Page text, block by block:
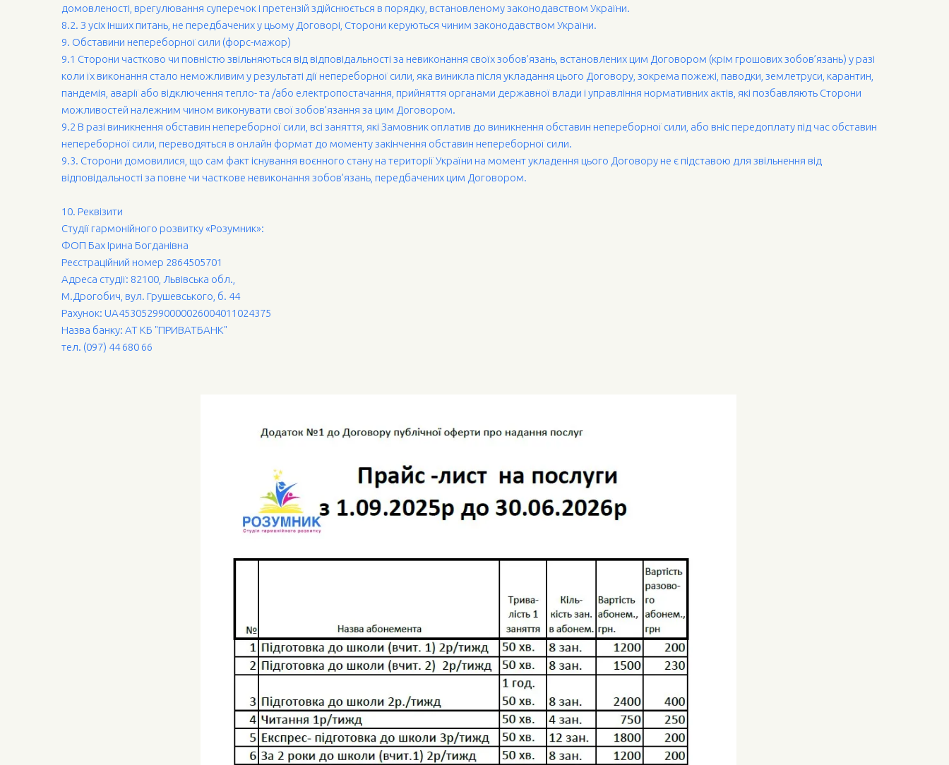
домовленості, врегулювання суперечок і претензій здійснюється в порядку, встановленому законодавством України.
8.2. З усіх інших питань, не передбачених у цьому Договорі, Сторони керуються чиним законодавством України.
9. Обставини непереборної сили (форс-мажор)
9.1 Сторони частково чи повністю звільняються від відповідальності за невиконання своїх зобов’язань, встановлених цим Договором (крім грошових зобов’язань) у разі
коли їх виконання стало неможливим у результаті дії непереборної сили, яка виникла після укладання цього Договору, зокрема пожежі, паводки, землетруси, карантин,
пандемія, аварії або відключення тепло- та /або електропостачання, прийняття органами державної влади і управління нормативних актів, які позбавляють Сторони
можливостей належним чином виконувати свої зобов’язання за цим Договором.
9.2 В разі виникнення обставин непереборної сили, всі заняття, які Замовник оплатив до виникнення обставин непереборної сили, або вніс передоплату під час обставин
непереборної сили, переводяться в онлайн формат до моменту закінчення обставин непереборної сили.
9.3. Сторони домовилися, що сам факт існування воєнного стану на території України на момент укладення цього Договору не є підставою для звільнення від
відповідальності за повне чи часткове невиконання зобов’язань, передбачених цим Договором.
10. Реквізити
Студії гармонійного розвитку «Розумник»:
ФОП Бах Ірина Богданівна
Реєстраційний номер 2864505701
Адреса студії: 82100, Львівська обл.,
М.Дрогобич, вул. Грушевського, б. 44
Рахунок: UA453052990000026004011024375
Назва банку: АТ КБ "ПРИВАТБАНК"
тел. (097) 44 680 66